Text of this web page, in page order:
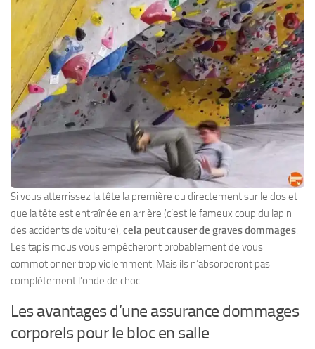
Si vous atterrissez la tête la première ou directement sur le dos et
que la tête est entraînée en arrière (c’est le fameux coup du lapin
des accidents de voiture), cela peut causer de graves dommages.
Les tapis mous vous empêcheront probablement de vous
commotionner trop violemment. Mais ils n’absorberont pas
complètement l’onde de choc.
Les avantages d’une assurance dommages
corporels pour le bloc en salle